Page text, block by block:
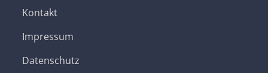
Kontakt
Impressum
Datenschutz